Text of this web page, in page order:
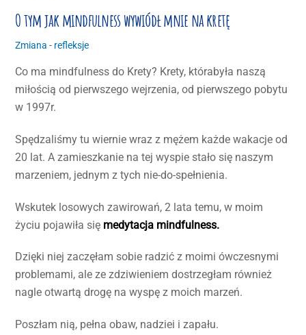
O tym jak mindfulness wywiódł mnie na kretę
Zmiana - refleksje
Co ma mindfulness do Krety? Krety, którabyła naszą
miłością od pierwszego wejrzenia, od pierwszego pobytu
w 1997r.
Spędzaliśmy tu wiernie wraz z mężem każde wakacje od
20 lat. A zamieszkanie na tej wyspie stało się naszym
marzeniem, jednym z tych nie-do-spełnienia.
Wskutek losowych zawirowań, 2 lata temu, w moim
życiu pojawiła się medytacja mindfulness.
Dzięki niej zaczęłam sobie radzić z moimi ówczesnymi
problemami, ale ze zdziwieniem dostrzegłam również
nagle otwartą drogę na wyspę z moich marzeń.
Poszłam nią, pełna obaw, nadziei i zapału.